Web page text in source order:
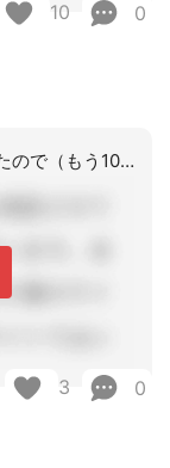
10 0
介護保険課で給付担当を過去にしてましたので（もう10年前ですが）負担限度額証のデ
3 0